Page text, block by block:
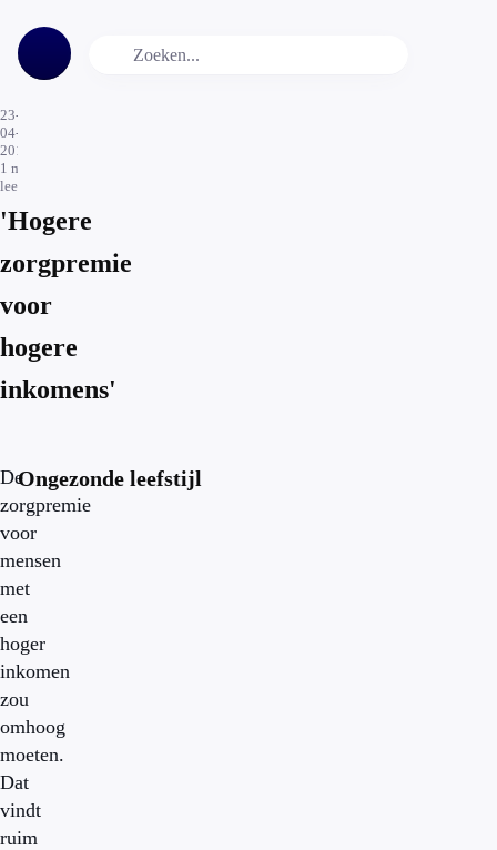
23-
04-
2015
1 min.
leestijd
'Hogere
zorgpremie
voor
hogere
inkomens'
De
zorgpremie
voor
mensen
met
een
hoger
inkomen
zou
omhoog
moeten.
Dat
vindt
ruim
Ongezonde leefstijl